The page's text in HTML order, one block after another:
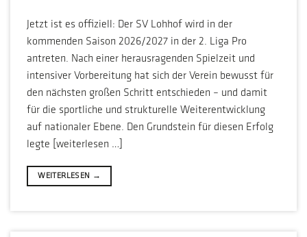
Jetzt ist es offiziell: Der SV Lohhof wird in der
kommenden Saison 2026/2027 in der 2. Liga Pro
antreten. Nach einer herausragenden Spielzeit und
intensiver Vorbereitung hat sich der Verein bewusst für
den nächsten großen Schritt entschieden – und damit
für die sportliche und strukturelle Weiterentwicklung
auf nationaler Ebene. Den Grundstein für diesen Erfolg
legte [weiterlesen …]
WEITERLESEN →